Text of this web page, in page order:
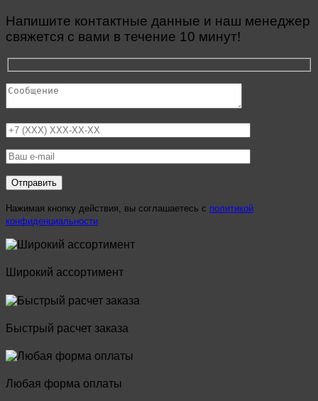
Напишите контактные данные и наш менеджер
свяжется с вами в течение 10 минут!
Нажимая кнопку действия, вы соглашаетесь с политикой
конфиденциальности
Широкий ассортимент
Быстрый расчет заказа
Любая форма оплаты